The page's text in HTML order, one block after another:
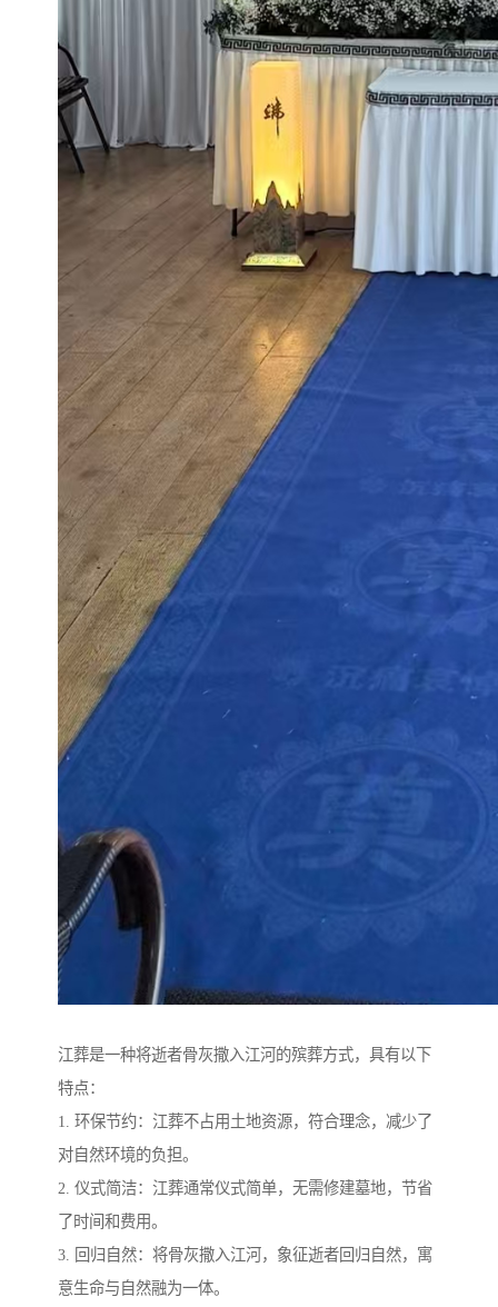
江葬是一种将逝者骨灰撒入江河的殡葬方式，具有以下
特点：
1. 环保节约：江葬不占用土地资源，符合理念，减少了
对自然环境的负担。
2. 仪式简洁：江葬通常仪式简单，无需修建墓地，节省
了时间和费用。
3. 回归自然：将骨灰撒入江河，象征逝者回归自然，寓
意生命与自然融为一体。